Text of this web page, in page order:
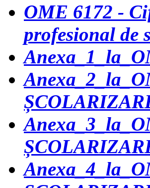
OME 6172 -
profesional de